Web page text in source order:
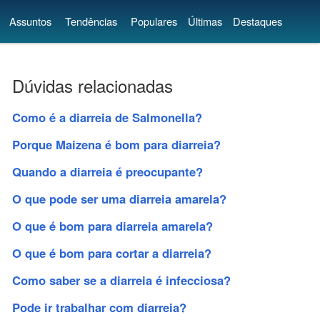
Assuntos Tendências Populares Últimas Destaques
Dúvidas relacionadas
Como é a diarreia de Salmonella?
Porque Maizena é bom para diarreia?
Quando a diarreia é preocupante?
O que pode ser uma diarreia amarela?
O que é bom para diarreia amarela?
O que é bom para cortar a diarreia?
Como saber se a diarreia é infecciosa?
Pode ir trabalhar com diarreia?